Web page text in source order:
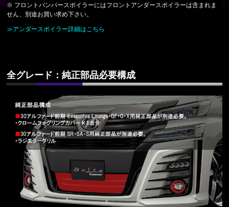
※ フロントバンパースポイラーにはフロントアンダースポイラーは含まれま
せん、別途お買い求め下さい。
≫アンダースポイラー詳細はこちら
全グレード：純正部品必要構成